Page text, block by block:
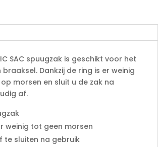
SAC spuugzak is geschikt voor het
Dankzij de ring is er weinig
morsen en sluit u de zak na
af.
weinig tot geen morsen
te sluiten na gebruik